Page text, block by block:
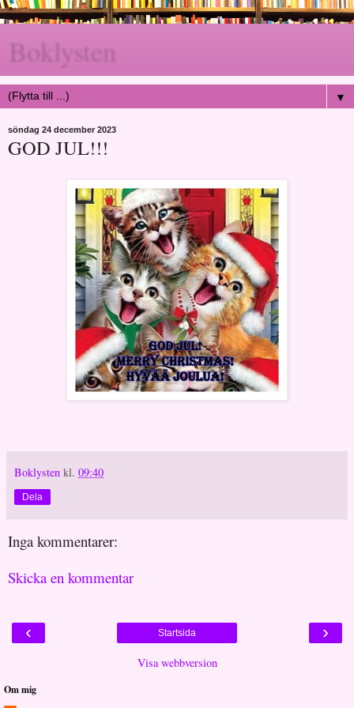
Boklysten
▼
söndag 24 december 2023
GOD JUL!!!
Boklysten kl. 09:40
Dela
Inga kommentarer:
Skicka en kommentar
‹ ›
Startsida
Visa webbversion
Om mig